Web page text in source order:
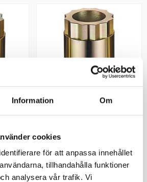
Information Om
cookies
för att anpassa innehållet
tillhandahålla funktioner
analysera vår trafik. Vi
1 387 kr (inkl. mva)
MIDLERTIDIG UTE